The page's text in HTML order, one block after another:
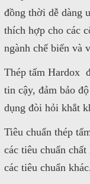
đồng thời dễ dàng
thích hợp cho các
ngành chế biến và
Thép tấm Hardox
tin cậy, đảm bảo
dụng đòi hỏi khắt
Tiêu chuẩn thép
các tiêu chuẩn
các tiêu chuẩn